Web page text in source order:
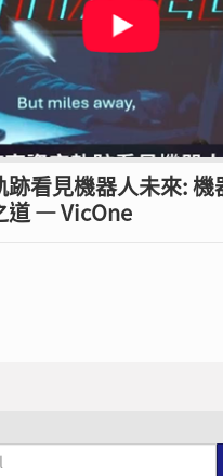
看見機器人未來: 機
道 — VicOne